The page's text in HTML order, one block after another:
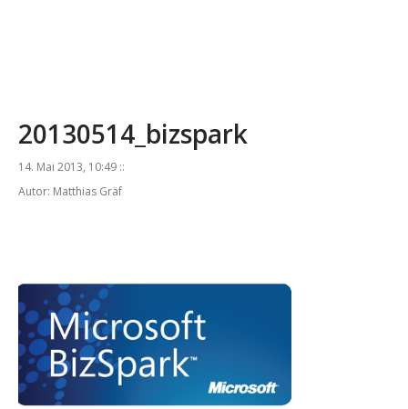
20130514_bizspark
14. Mai 2013, 10:49 ::
Autor: Matthias Gräf